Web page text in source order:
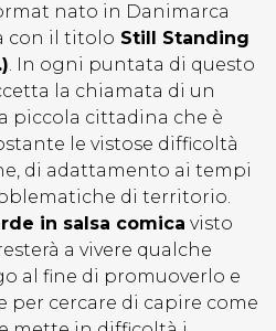
nato in Danimarca
con il titolo Still Standing
. In ogni puntata di questo
la chiamata di un
piccola cittadina che è
le vistose difficoltà
di adattamento ai tempi
di territorio.
in salsa comica visto
a vivere qualche
al fine di promuoverlo e
per cercare di capire come